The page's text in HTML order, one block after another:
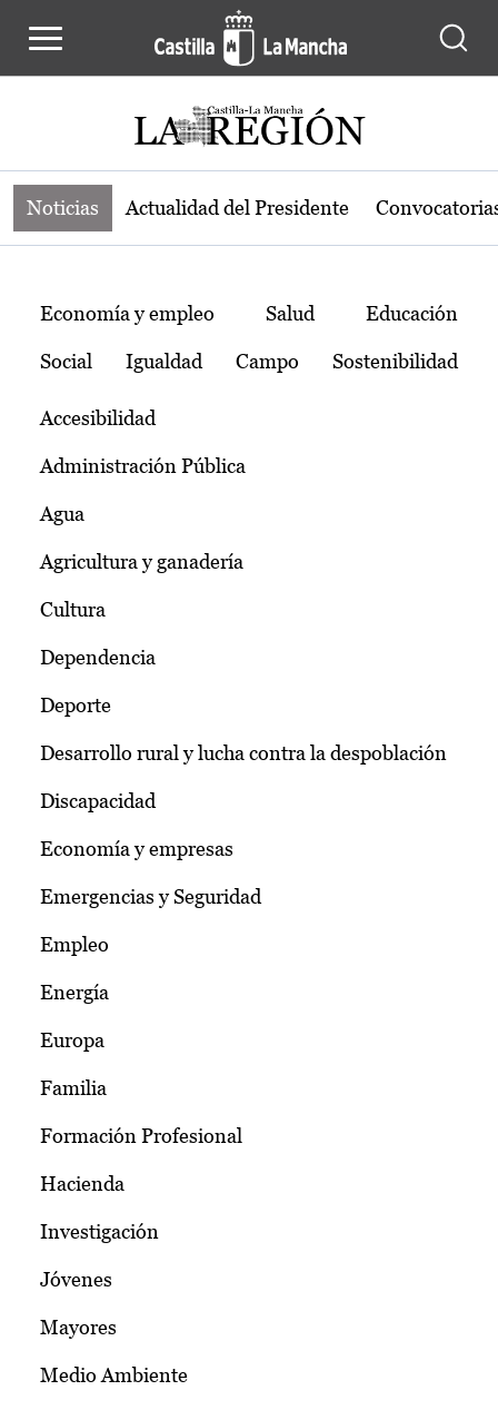
Noticias de la región de Castilla-La
Noticias Actualidad del Presidente
Temas
Economía y empleo Salud Educación
Social Igualdad Campo Sostenibilidad
Accesibilidad
Administración Pública
Agua
Agricultura y ganadería
Cultura
Dependencia
Deporte
Desarrollo rural y lucha contra la despoblación
Discapacidad
Economía y empresas
Emergencias y Seguridad
Empleo
Energía
Europa
Familia
Formación Profesional
Hacienda
Investigación
Jóvenes
Mayores
Medio Ambiente